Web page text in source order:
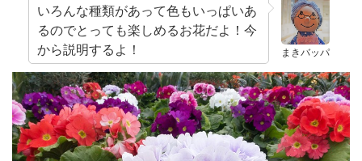
まきバッパ
いろんな種類があって色もいっぱいあ
るのでとっても楽しめるお花だよ！今
から説明するよ！